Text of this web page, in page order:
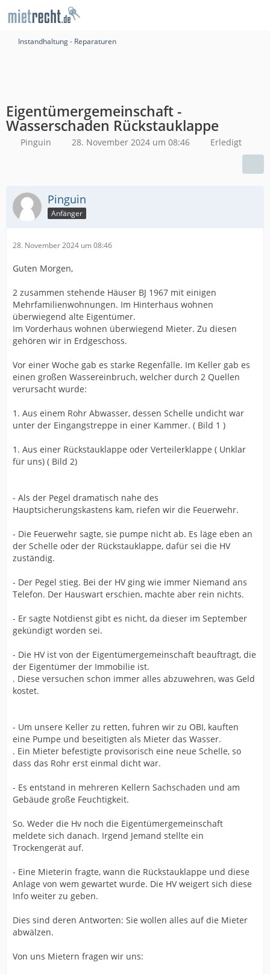
Instandhaltung - Reparaturen
Eigentümergemeinschaft -
Wasserschaden Rückstauklappe
Pinguin 28. November 2024 um 08:46 Erledigt
Pinguin
Anfänger
28. November 2024 um 08:46
Guten Morgen,
2 zusammen stehende Häuser BJ 1967 mit einigen
Mehrfamilienwohnungen. Im Hinterhaus wohnen
überwiegend alte Eigentümer.
Im Vorderhaus wohnen überwiegend Mieter. Zu diesen
gehören wir in Erdgeschoss.
Vor einer Woche gab es starke Regenfälle. Im Keller gab es
einen großen Wassereinbruch, welcher durch 2 Quellen
verursacht wurde:
1. Aus einem Rohr Abwasser, dessen Schelle undicht war
unter der Eingangstreppe in einer Kammer. ( Bild 1 )
1. Aus einer Rückstauklappe oder Verteilerklappe ( Unklar
für uns) ( Bild 2)
- Als der Pegel dramatisch nahe des
Hauptsicherungskastens kam, riefen wir die Feuerwehr.
- Die Feuerwehr sagte, sie pumpe nicht ab. Es läge eben an
der Schelle oder der Rückstauklappe, dafür sei die HV
zuständig.
- Der Pegel stieg. Bei der HV ging wie immer Niemand ans
Telefon. Der Hauswart erschien, machte aber rein nichts.
- Er sagte Notdienst gibt es nicht, da dieser im September
gekündigt worden sei.
- Die HV ist von der Eigentümergemeinschaft beauftragt, die
der Eigentümer der Immobilie ist.
. Diese versuchen schon immer alles abzuwehren, was Geld
kostet.
- Um unsere Keller zu retten, fuhren wir zu OBI, kauften
eine Pumpe und beseitigten als Mieter das Wasser.
. Ein Mieter befestigte provisorisch eine neue Schelle, so
dass das Rohr erst einmal dicht war.
- Es entstand in mehreren Kellern Sachschaden und am
Gebäude große Feuchtigkeit.
So. Weder die Hv noch die Eigentümergemeinschaft
meldete sich danach. Irgend Jemand stellte ein
Trockengerät auf.
- Eine Mieterin fragte, wann die Rückstauklappe und diese
Anlage von wem gewartet wurde. Die HV weigert sich diese
Info weiter zu geben.
Dies sind deren Antworten: Sie wollen alles auf die Mieter
abwälzen.
Von uns Mietern fragen wir uns: